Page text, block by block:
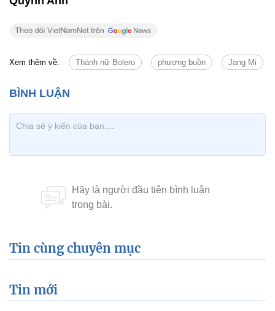
Xem thêm về: Thánh nữ Bolero phượng buồn Jang Mi
Tin cùng chuyên mục
Tin mới